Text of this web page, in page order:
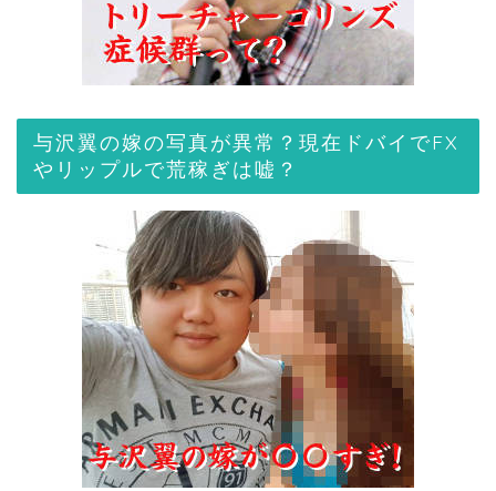
与沢翼の嫁の写真が異常？現在ドバイでFX
やリップルで荒稼ぎは嘘？